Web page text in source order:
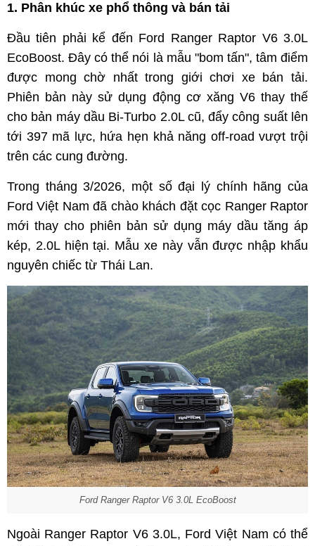
1. Phân khúc xe phổ thông và bán tải
Đầu tiên phải kể đến Ford Ranger Raptor V6 3.0L
EcoBoost. Đây có thể nói là mẫu "bom tấn", tâm điểm
được mong chờ nhất trong giới chơi xe bán tải.
Phiên bản này sử dụng động cơ xăng V6 thay thế
cho bản máy dầu Bi-Turbo 2.0L cũ, đẩy công suất lên
tới 397 mã lực, hứa hẹn khả năng off-road vượt trội
trên các cung đường.
Trong tháng 3/2026, một số đại lý chính hãng của
Ford Việt Nam đã chào khách đặt cọc Ranger Raptor
mới thay cho phiên bản sử dụng máy dầu tăng áp
kép, 2.0L hiện tại. Mẫu xe này vẫn được nhập khẩu
nguyên chiếc từ Thái Lan.
Ford Ranger Raptor V6 3.0L EcoBoost
Ngoài Ranger Raptor V6 3.0L, Ford Việt Nam có thể